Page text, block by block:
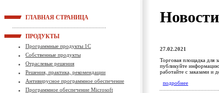
ГЛАВНАЯ СТРАНИЦА
ПРОДУКТЫ
Программные продукты 1С
Собственные продукты
Отраслевые решения
Решения, практика, рекомендации
Антивирусное программное обеспечение
Программное обеспечение Microsoft
27.02.2021
Торговая площадка для
публикуйте
работайте с заказами и
подробнее